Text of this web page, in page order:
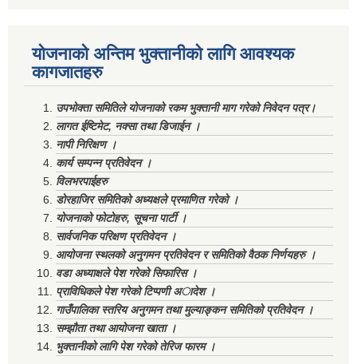
योजनाको अन्तिम भुक्तानीको लागि आवश्यक
कागजातहरु
उपभोक्ता समितिले योजनाको रकम भुक्तानी माग गरेको निवेदन पत्र।
लागत ईष्टिमेट, नक्सा तथा डिजाईन ।
नापी निरिक्षण ।
कार्य सम्पन्न प्रतिवेदन ।
विलभरपाईहरु
डोरहाजिर समितिको अध्यक्षले प्रमाणित गरेको ।
योजनाको फोटोहरु, सूचना पार्टी ।
सार्वजनिक परिक्षण प्रतिवेदन ।
आयोजना स्थलको अनुगमन प्रतिवेदन र समितिको वैठक निर्णयहरु ।
वडा अध्याक्षले पेश गरेको सिफारिस ।
प्राविधिकले पेश गरेको टिप्पणी अादेश ।
गाउँपालिका स्तरिय अनुगमन तथा मुल्याङ्कन समितिको प्रतिवेदन ।
सम्झौता तथा आयोजना खाता ।
भुक्तानीको लागि पेश गरेको तेरिज फारम ।